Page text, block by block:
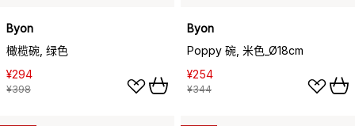
Byon
橄榄碗, 绿色
¥294
¥398
Byon
Poppy 碗, 米色_Ø18cm
¥254
¥344